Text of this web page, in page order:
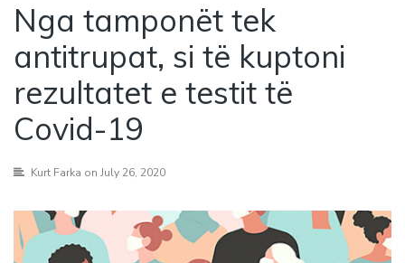
Nga tamponët tek
antitrupat, si të kuptoni
rezultatet e testit të
Covid-19
Kurt Farka on July 26, 2020